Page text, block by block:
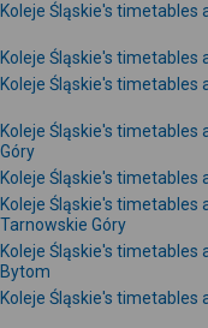
Koleje Śląskie's
Koleje Śląskie's timetables
Koleje Śląskie's
Koleje Śląskie's
Góry
Koleje Śląskie's
Koleje Śląskie's
Tarnowskie Góry
Koleje Śląskie's
Bytom
Koleje Śląskie's timetables